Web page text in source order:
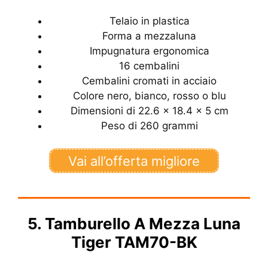
Telaio in plastica
Forma a mezzaluna
Impugnatura ergonomica
16 cembalini
Cembalini cromati in acciaio
Colore nero, bianco, rosso o blu
Dimensioni di 22.6 x 18.4 x 5 cm
Peso di 260 grammi
Vai all’offerta migliore
5. Tamburello A Mezza Luna
Tiger TAM70-BK